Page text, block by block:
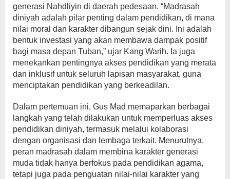
generasi Nahdliyin di daerah pedesaan. “Madrasah
diniyah adalah pilar penting dalam pendidikan, di mana
nilai moral dan karakter dibangun sejak dini. Ini adalah
bentuk investasi yang akan membawa dampak positif
bagi masa depan Tuban,” ujar Kang Warih. Ia juga
menekankan pentingnya akses pendidikan yang merata
dan inklusif untuk seluruh lapisan masyarakat, guna
menciptakan pendidikan yang berkeadilan.
Dalam pertemuan ini, Gus Mad memaparkan berbagai
langkah yang telah dilakukan untuk memperluas akses
pendidikan diniyah, termasuk melalui kolaborasi
dengan organisasi dan lembaga terkait. Menurutnya,
peran madrasah dalam membina karakter generasi
muda tidak hanya berfokus pada pendidikan agama,
tetapi juga pada penguatan nilai-nilai karakter yang